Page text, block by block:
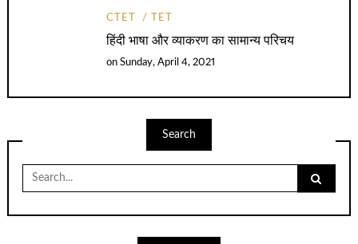
CTET TET
हिंदी भाषा और व्याकरण का सामान्य परिचय
onSunday, April 4, 2021
Search
Search
for: